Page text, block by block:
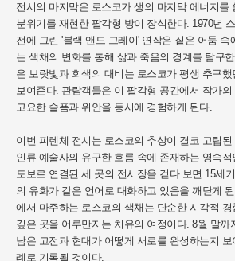
전시의 마지막은 로스코가 생의 마지막 에너지를
분위기를 재현한 팔각형 방이 장식한다. 1970년
전에 그린 '블랙 앤드 그레이' 연작은 짙은 어둠 속
는 색채의 변화를 통해 삶과 죽음의 경계를 탐구
은 보랏빛과 회색의 대비는 로스코가 평생 추구
보여준다. 관람객들은 이 팔각형 공간에서 작가
고요한 슬픔과 위안을 동시에 경험하게 된다.
이번 피렌체 전시는 로스코의 추상이 결코 고립
인류 예술사의 유구한 흐름 속에 존재하는 영속
도보로 연결된 세 곳의 전시장을 걷다 보면 15세
의 유화가 같은 언어로 대화하고 있음을 깨닫게
에서 마주하는 로스코의 색채는 단순한 시각적
깊은 곳을 어루만지는 치유의 여정이다. 8월 말까
남은 고전과 현대가 어떻게 서로를 완성하는지
례로 기록될 것이다.